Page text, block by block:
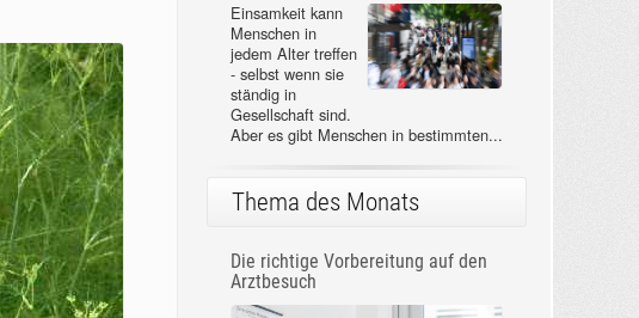
Einsamkeit kann
Menschen in
jedem Alter treffen
- selbst wenn sie
ständig in
Gesellschaft sind.
Aber es gibt Menschen in bestimmten...
Thema des Monats
Die richtige Vorbereitung auf den
Arztbesuch